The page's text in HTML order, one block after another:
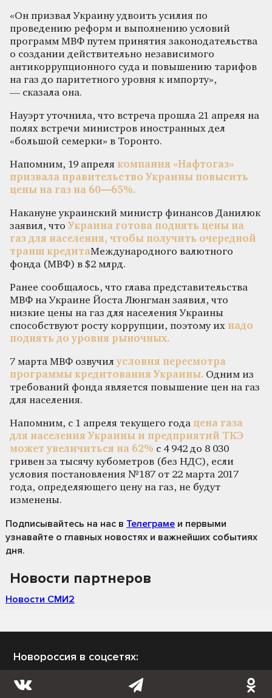
«Он призвал Украину удвоить усилия по
проведению реформ и выполнению условий
программ МВФ путем принятия законодательства
о создании действительно независимого
антикоррупционного суда и повышению тарифов
на газ до паритетного уровня к импорту»,
— сказала она.
Науэрт уточнила, что встреча прошла 21 апреля на
полях встречи министров иностранных дел
«большой семерки» в Торонто.
Напомним, 19 апреля компания «Нафтогаз»
призвала правительство Украины повысить
цены на газ на 60—65%.
Накануне украинский министр финансов Данилюк
заявил, что Украина готова поднять цены на
газ для населения, чтобы получить очередной
транш кредитаМеждународного валютного
фонда (МВФ) в $2 млрд.
Ранее сообщалось, что глава представительства
МВФ на Украине Йоста Люнгман заявил, что
низкие цены на газ для населения Украины
способствуют росту коррупции, поэтому их надо
поднять до уровня рыночных.
7 марта МВФ озвучилусловия пересмотра
программы кредитования Украины. Одним из
требований фонда является повышение цен на газ
для населения.
Напомним, с 1 апреля текущего года цена газа
для населения Украины и предприятий ТКЭ
может увеличиться на 62% с 4 942 до 8 030
гривен за тысячу кубометров (без НДС), если
условия постановления №187 от 22 марта 2017
года, определяющего цену на газ, не будут
изменены.
Подписывайтесь на нас в Телеграме и первыми
узнавайте о главных новостях и важнейших событиях
дня.
Новости партнеров
Новости СМИ2
Новороссия в соцсетях: